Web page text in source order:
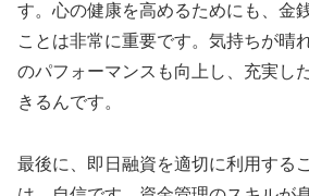
す。心の健康を高めるためにも、金
ことは非常に重要です。気持ちが晴
のパフォーマンスも向上し、充実し
きるんです。
最後に、即日融資を適切に利用する